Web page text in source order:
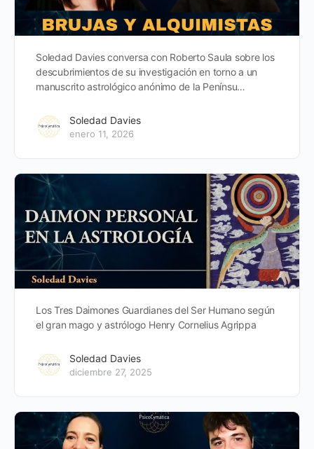
Soledad Davies conversa con Roberto Saula sobre los
descubrimientos de su investigación en torno a un
manuscrito astrológico anónimo de la Penínsu…
Soledad Davies
enero 11, 2026
Los Tres Daimones Guardianes del Ser Humano según
el gran mago y astrólogo Henry Cornelius Agrippa
Soledad Davies
diciembre 27, 2025